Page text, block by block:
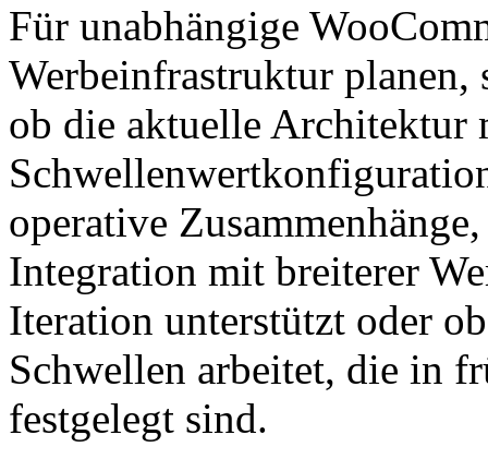
Für unabhängige
Werbeinfrastruktur planen,
ob die aktuelle Architektur
operative
Integration mit breiterer
Iteration unterstützt oder
Schwellen arbeitet, die in
festgelegt sind.